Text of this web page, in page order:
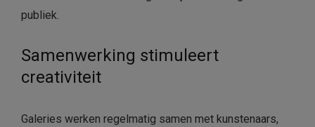
publiek.
Samenwerking stimuleert
creativiteit
Galeries werken regelmatig samen met kunstenaars,